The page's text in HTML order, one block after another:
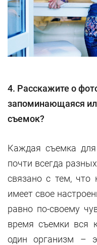
4. Расскажите о
запоминающаяся
съемок?
Каждая съемка
почти всегда
связано с тем, что
имеет свое
равно по-своему
время съемки вся
один организм –